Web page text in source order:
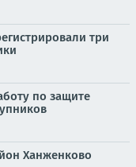
три
по защите
Ханженково